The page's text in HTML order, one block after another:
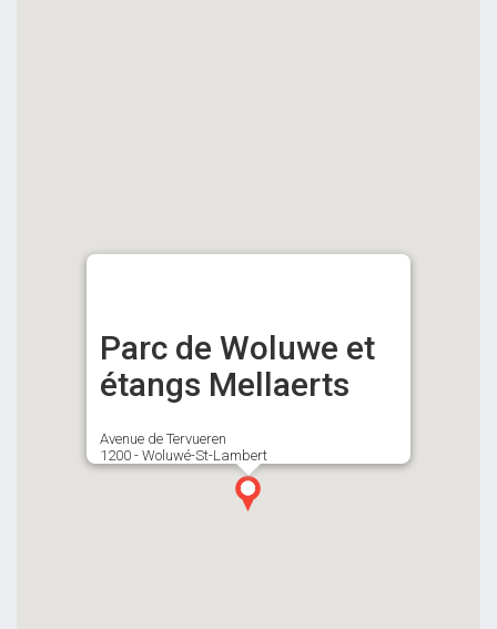
Parc de Woluwe et
étangs Mellaerts
Avenue de Tervueren
1200 - Woluwé-St-Lambert